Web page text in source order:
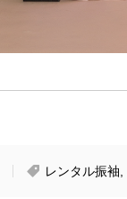
レンタル振袖